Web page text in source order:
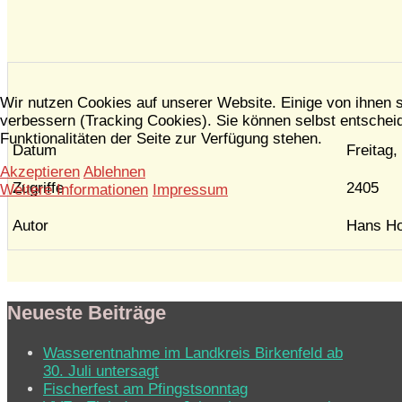
Datum Freitag,
Zugriffe 2405
Autor Hans
Neueste Beiträge
Wasserentnahme im Landkreis Birkenfeld ab
30. Juli untersagt
Fischerfest am Pfingstsonntag
Wir nutzen Cookies auf unserer Website. Einige von
verbessern (Tracking Cookies). Sie können selbst
Funktionalitäten der Seite zur Verfügung stehen.
Akzeptieren Ablehnen
Weitere Informationen Impressum